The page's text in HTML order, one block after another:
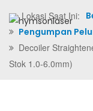
Lokasi Saat Ini:
Pengumpan
Decoiler
Stok 1.0-6.0mm)